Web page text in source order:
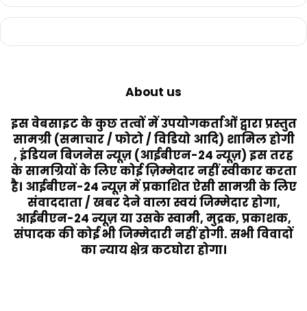
About us
इस वेबसाइट के कुछ तत्वों में उपयोगकर्ताओं द्वारा प्रस्तुत
सामग्री (समाचार / फोटो / विडियो आदि) शामिल होगी
, इंडियन बिजनेस न्यूज़ (आईबीएन-24 न्यूज़) इस तरह
के सामग्रियों के लिए कोई ज़िम्मेदार नहीं स्वीकार करता
है। आईबीएन-24 न्यूज़ में प्रकाशित ऐसी सामग्री के लिए
संवाददाता / खबर देने वाला स्वयं जिम्मेदार होगा,
आईबीएन-24 न्यूज़ या उसके स्वामी, मुद्रक, प्रकाशक,
संपादक की कोई भी जिम्मेदारी नहीं होगी. सभी विवादों
का न्याय क्षेत्र कटघोरा होगा।